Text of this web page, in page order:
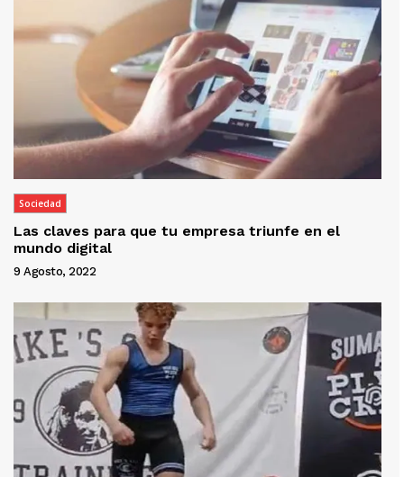
Sociedad
Las claves para que tu empresa triunfe en el
mundo digital
9 Agosto, 2022